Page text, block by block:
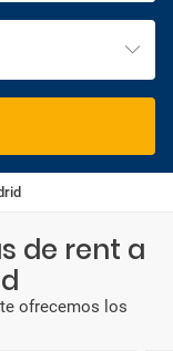
de rent a
ofrecemos los